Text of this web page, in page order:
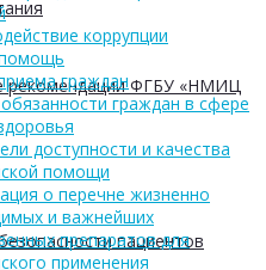
рекомендации ФГБУ «НМИЦ
пациентов
коррупции
граждан
граждан в сфере
доступности и качества
помощи
о перечне жизненно
и важнейших
препаратов для
применения